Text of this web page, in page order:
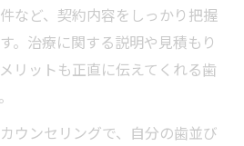
など、契約内容をしっかり把握
。治療に関する説明や見積もり
リットも正直に伝えてくれる歯
ウンセリングで、自分の歯並び